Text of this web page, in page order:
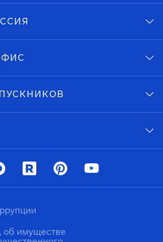
об имуществе